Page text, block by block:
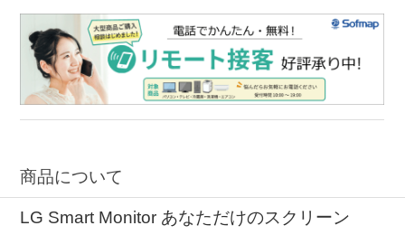
商品について
LG Smart Monitor あなただけのスクリーン